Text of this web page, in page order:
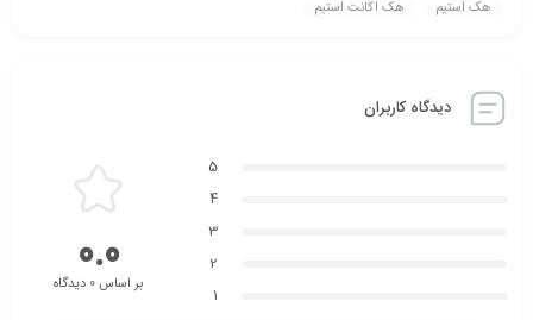
هک استیم
هک اکانت استیم
دیدگاه کاربران
5
4
3
2
1
0.0بر اساس 0 دیدگاه